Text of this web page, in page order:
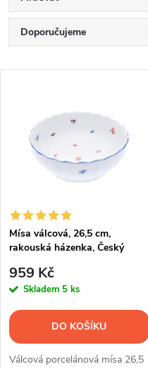
Ř
a
í
p
r
o
d
Doporučujeme
Nejprodávanější
Abecedně
s
p
r
o
Mísa válcová, 26,5 cm,
rakouská házenka, Český
959 Kč
Skladem 5 ks
DO KOŠÍKU
Válcová porcelánová mísa 26,5